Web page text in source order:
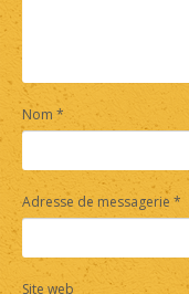
Nom *
Adresse de messagerie *
Site web